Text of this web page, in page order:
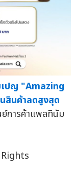
ปญ "Amazing
สินค้าลดสูงสุด
การค้าแพลทินัม